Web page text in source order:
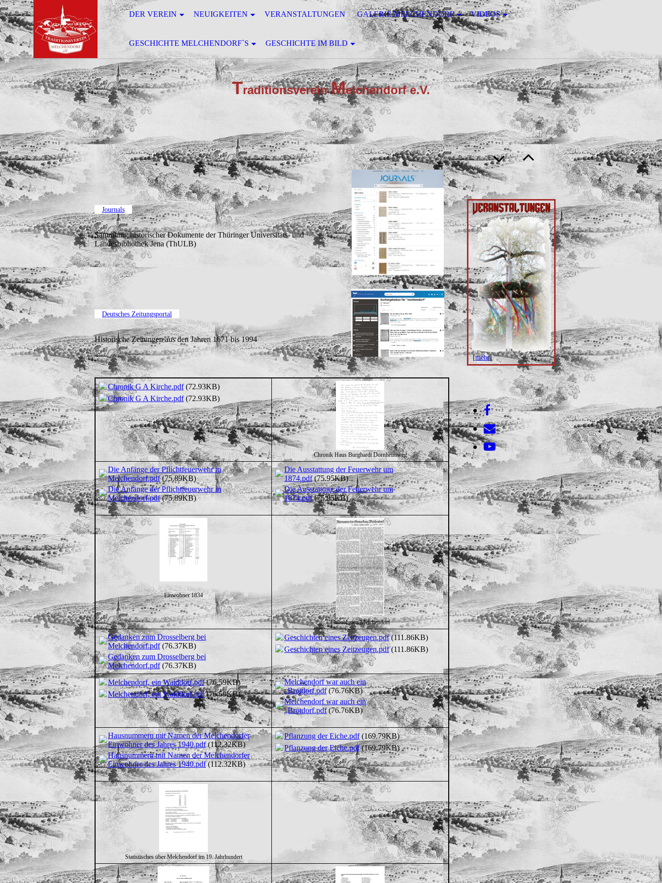
DER VEREIN NEUIGKEITEN VERANSTALTUNGEN GALERIE MELCHENDORF VIDEOS
GESCHICHTE MELCHENDORF`S GESCHICHTE IM BILD
TraditionsvereinMelchendorf e.V.
Journals
Sammlung historischer Dokumente der Thüringer Universitäts- und
Landesbibliothek Jena (ThULB)
Deutsches Zeitungsportal
Historische Zeitungen aus den Jahren 1671 bis 1994
Chronik G A Kirche.pdf(72.93KB)
Chronik G A Kirche.pdf(72.93KB)
Chronik Haus Burghardt Dornheimweg
Die Anfänge der Pflichtfeuerwehr in
Melchendorf.pdf(75.89KB)
Die Anfänge der Pflichtfeuerwehr in
Melchendorf.pdf(75.89KB)
Die Ausstattung der Feuerwehr um
1874.pdf(75.95KB)
Die Ausstattung der Feuerwehr um
1874.pdf(75.95KB)
Einwohner 1834
Flurnahmen Melchendorf
Gedanken zum Drosselberg bei
Melchendorf.pdf(76.37KB)
Gedanken zum Drosselberg bei
Melchendorf.pdf(76.37KB)
Geschichten eines Zeitzeugen.pdf(111.86KB)
Geschichten eines Zeitzeugen.pdf(111.86KB)
Melchendorf, ein Waiddorf.pdf(76.59KB)
Melchendorf, ein Waiddorf.pdf(76.59KB)
Melchendorf war auch ein
„Brotdorf.pdf(76.76KB)
Melchendorf war auch ein
„Brotdorf.pdf(76.76KB)
Hausnummern mit Namen der Melchendorfer
Einwohner des Jahres 1940.pdf(112.32KB)
Hausnummern mit Namen der Melchendorfer
Einwohner des Jahres 1940.pdf(112.32KB)
Pflanzung der Eiche.pdf(169.79KB)
Pflanzung der Eiche.pdf(169.79KB)
Statistisches über Melchendorf im 19. Jahrhundert
[mehr]